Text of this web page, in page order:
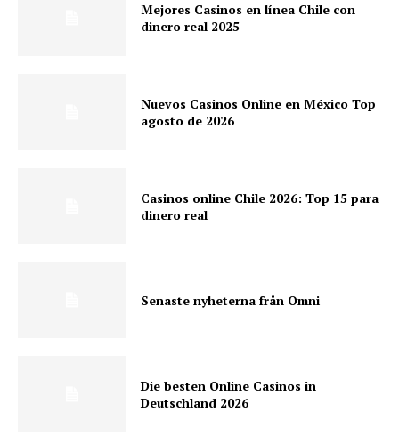
Mejores Casinos en línea Chile con
dinero real 2025
Nuevos Casinos Online en México Top
agosto de 2026
Casinos online Chile 2026: Top 15 para
dinero real
Senaste nyheterna från Omni
Die besten Online Casinos in
Deutschland 2026